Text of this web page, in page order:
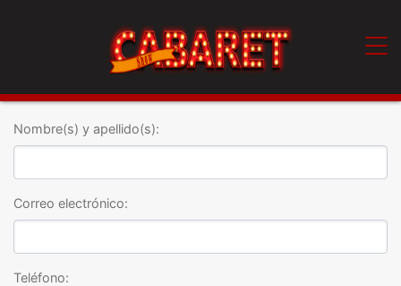
Nombre(s) y apellido(s):
Correo electrónico:
Teléfono: